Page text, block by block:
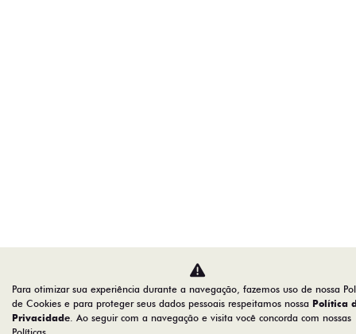
Para otimizar sua experiência durante a navegação, fazemos uso de nossa
de Cookies e para proteger seus dados pessoais respeitamos nossa Política
Privacidade. Ao seguir com a navegação e visita você concorda com nossas